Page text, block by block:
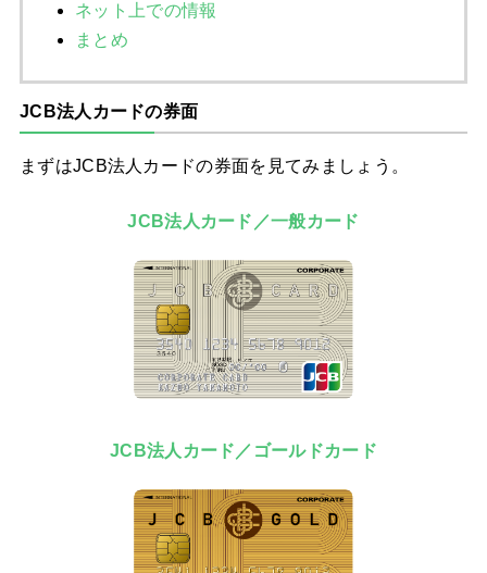
ネット上での情報
まとめ
JCB法人カードの券面
まずはJCB法人カードの券面を見てみましょう。
JCB法人カード／一般カード
JCB法人カード／ゴールドカード